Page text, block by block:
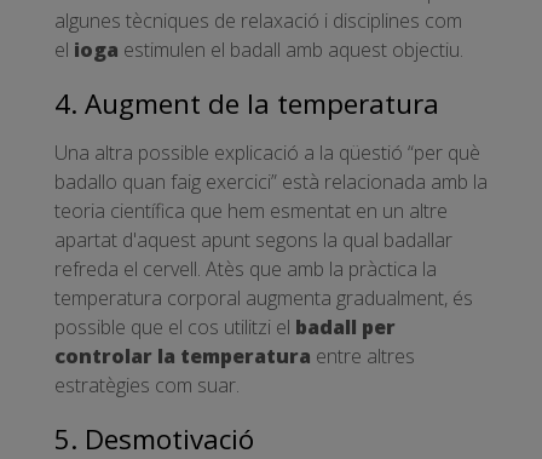
algunes tècniques de relaxació i disciplines com
el ioga estimulen el badall amb aquest objectiu.
4. Augment de la temperatura
Una altra possible explicació a la qüestió “per què
badallo quan faig exercici” està relacionada amb la
teoria científica que hem esmentat en un altre
apartat d'aquest apunt segons la qual badallar
refreda el cervell. Atès que amb la pràctica la
temperatura corporal augmenta gradualment, és
possible que el cos utilitzi el badall per
controlar la temperatura entre altres
estratègies com suar.
5. Desmotivació